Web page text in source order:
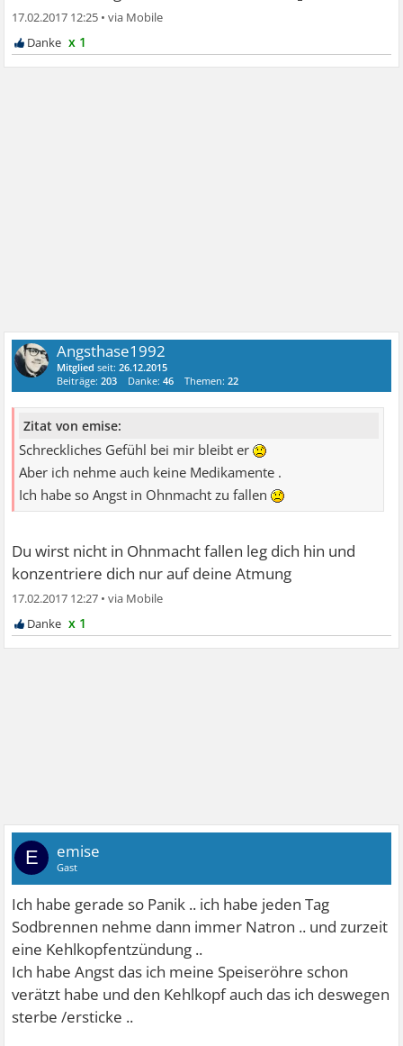
17.02.2017 12:25 •
x 1
Angsthase1992
Mitglied seit:26.12.2015
Beiträge:203 Danke:46 Themen:22
Zitat von emise:
Schreckliches Gefühl bei mir bleibt er
Aber ich nehme auch keine Medikamente .
Ich habe so Angst in Ohnmacht zu fallen
Du wirst nicht in Ohnmacht fallen leg dich hin und
konzentriere dich nur auf deine Atmung
17.02.2017 12:27 •
x 1
E emise
Gast
Ich habe gerade so Panik .. ich habe jeden Tag
Sodbrennen nehme dann immer Natron .. und zurzeit
eine Kehlkopfentzündung ..
Ich habe Angst das ich meine Speiseröhre schon
verätzt habe und den Kehlkopf auch das ich deswegen
sterbe /ersticke ..